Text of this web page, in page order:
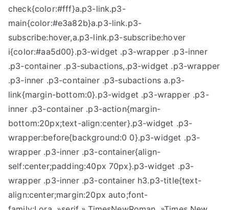
check{color:#fff}a.p3-link.p3-
main{color:#e3a82b}a.p3-link.p3-
subscribe:hover,a.p3-link.p3-subscribe:hover
i{color:#aa5d00}.p3-widget .p3-wrapper .p3-inner
.p3-container .p3-subactions,.p3-widget .p3-wrapper
.p3-inner .p3-container .p3-subactions a.p3-
link{margin-bottom:0}.p3-widget .p3-wrapper .p3-
inner .p3-container .p3-action{margin-
bottom:20px;text-align:center}.p3-widget .p3-
wrapper:before{background:0 0}.p3-widget .p3-
wrapper .p3-inner .p3-container{align-
self:center;padding:40px 70px}.p3-widget .p3-
wrapper .p3-inner .p3-container h3.p3-title{text-
align:center;margin:20px auto;font-